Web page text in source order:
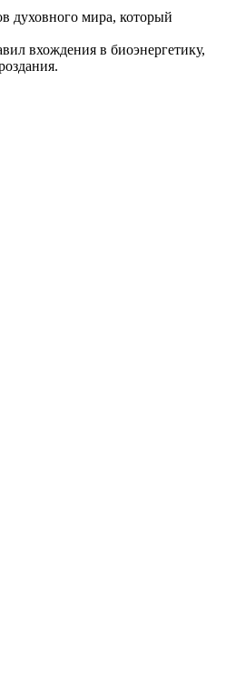
духовного мира, который
вхождения в биоэнергетику,